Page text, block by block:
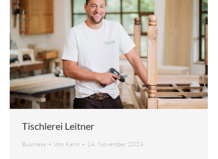
Tischlerei Leitner
Business Von Karin 14. November 2024